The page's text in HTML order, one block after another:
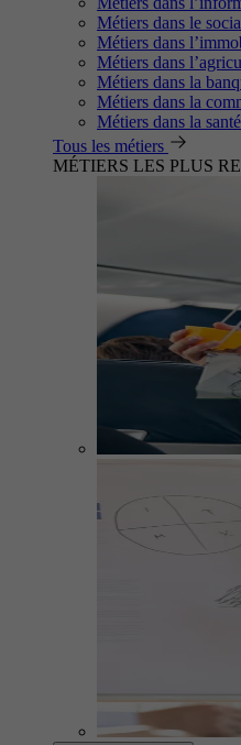
Métiers dans le
Métiers dans
Métiers dans
Métiers dans la
Métiers dans la
Métiers dans la santé
Tous les métiers
MÉTIERS LES PLUS